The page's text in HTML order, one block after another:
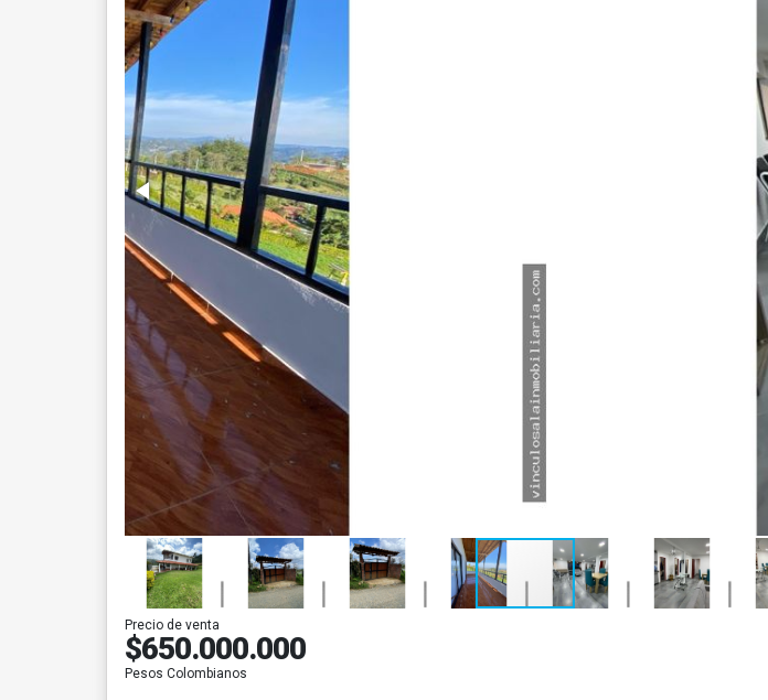
Precio de venta
$650.000.000
Pesos Colombianos